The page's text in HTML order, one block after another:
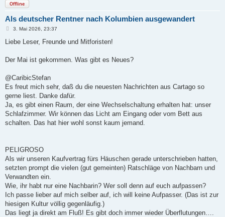
Offline
Als deutscher Rentner nach Kolumbien ausgewandert
B
i
a
3. Mai 2026, 23:37
Liebe Leser, Freunde und Mitforisten!
Der Mai ist gekommen. Was gibt es Neues?
@CaribicStefan
Es freut mich sehr, daß du die neuesten Nachrichten aus Cartago so
gerne liest. Danke dafür.
Ja, es gibt einen Raum, der eine Wechselschaltung erhalten hat: unser
Schlafzimmer. Wir können das Licht am Eingang oder vom Bett aus
schalten. Das hat hier wohl sonst kaum jemand.
PELIGROSO
Als wir unseren Kaufvertrag fürs Häuschen gerade unterschrieben hatten,
setzten prompt die vielen (gut gemeinten) Ratschläge von Nachbarn und
Verwandten ein.
Wie, ihr habt nur eine Nachbarin? Wer soll denn auf euch aufpassen?
Ich passe lieber auf mich selber auf, ich will keine Aufpasser. (Das ist zur
hiesigen Kultur völlig gegenläufig.)
Das liegt ja direkt am Fluß! Es gibt doch immer wieder Überflutungen….